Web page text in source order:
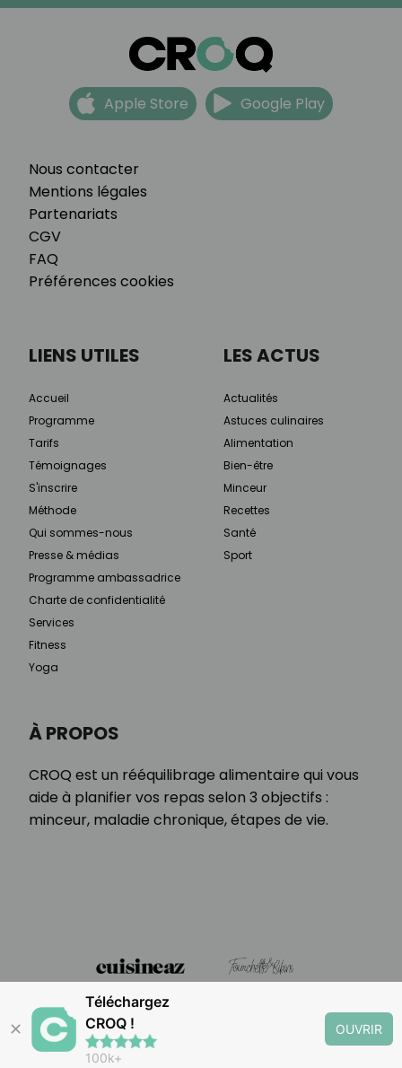
Nous contacter
Mentions légales
Partenariats
CGV
FAQ
Préférences cookies
Apple Store Google Play
À PROPOS
CROQ est un rééquilibrage alimentaire qui vous
aide à planifier vos repas selon 3 objectifs :
minceur, maladie chronique, étapes de vie.
LIENS UTILES
Accueil
Programme
Tarifs
Témoignages
S'inscrire
Méthode
Qui sommes-nous
Presse & médias
Programme ambassadrice
Charte de confidentialité
Services
Fitness
Yoga
LES ACTUS
Actualités
Astuces culinaires
Alimentation
Bien-être
Minceur
Recettes
Santé
Sport
✕
Téléchargez
CROQ !
100k+
OUVRIR